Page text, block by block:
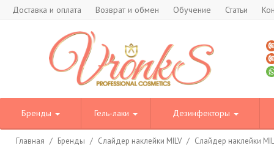
Доставка и оплата Возврат и обмен Обучение Статьи
Бренды Гель-лаки Дезинфекторы
Главная / Бренды / Слайдер наклейки MILV / Слайдер наклейки